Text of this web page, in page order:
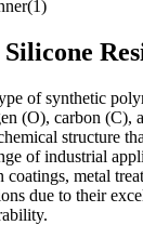
Silicone
of synthetic
(O), carbon (C),
structure
of industrial
coatings, metal
due to their